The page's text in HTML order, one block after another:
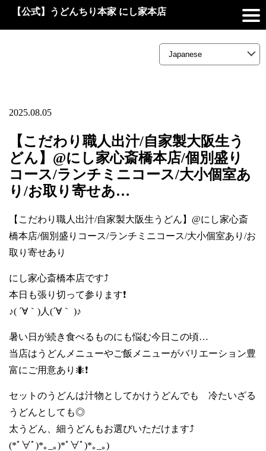
【公式】うどんちり本家 にし家本店
2025.08.05
【こだわり職人出汁/自家製大阪生う
どん】@にし家心斎橋本店/個別盛り
コース/ランチミニコース/大小個室あ
り/お取り寄せあ…
【こだわり職人出汁/自家製大阪生うどん】@にし家心斎
橋本店/個別盛りコース/ランチミニコース/大小個室あり/お
取り寄せあり
にし家心斎橋本店です⤴️
本日も張り切って参ります❗
♪( ´∀｀)人(´∀｀ )♪
暑い日が続き食べるものにも悩む今日この頃…
当店はうどんメニューやご飯メニューがバリエーション豊
富にご用意あり🐜❗️
セットのうどんは汁物としてかけうどんでも 冷たいざる
うどんとしても◎
太うどん、細うどんもお選びいただけます⤴️
(*ﾟ∀ﾟ)*｡_｡)*ﾟ∀ﾟ)*｡_｡)